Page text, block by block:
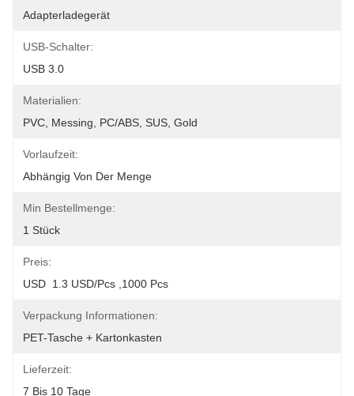
Adapterladegerät
USB-Schalter:
USB 3.0
Materialien:
PVC, Messing, PC/ABS, SUS, Gold
Vorlaufzeit:
Abhängig Von Der Menge
Min Bestellmenge:
1 Stück
Preis:
USD  1.3 USD/pcs ,1000 Pcs
Verpackung Informationen:
PET-Tasche + Kartonkasten
Lieferzeit:
7 Bis 10 Tage